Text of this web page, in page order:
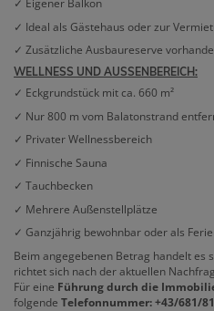
✓ Eigener Balkon
✓ Ideal als Gästehaus oder zur
✓ Zusätzliche Ausbaureserve
WELLNESS UND AUSSENBEREICH:
✓ Eckgrundstück mit ca. 660 m²
✓ Nur 800 m vom Balatonstrand
✓ Privater Wellnessbereich
✓ Finnische Sauna
✓ Tauchbecken
✓ Mehrere Außenstellplätze
✓ Ganzjährig bewohnbar oder als
Beim angegebenen Betrag handelt es
richtet sich nach der aktuellen
Für eine Führung durch die
folgende Telefonnummer: +43/681/